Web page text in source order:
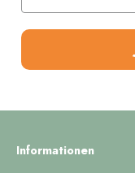
Informationen